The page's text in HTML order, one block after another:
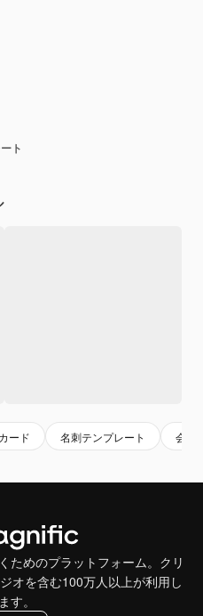
ト
カード 名刺テンプレート 会社
ためのプラットフォーム。クリ
オを含む100万人以上が利用し
す。